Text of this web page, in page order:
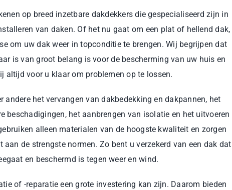
op breed inzetbare dakdekkers die gespecialiseerd zijn in
van daken. Of het nu gaat om een plat of hellend dak,
om uw dak weer in topconditie te brengen. Wij begrijpen dat
is van groot belang is voor de bescherming van uw huis en
altijd voor u klaar om problemen op te lossen.
andere het vervangen van dakbedekking en dakpannen, het
beschadigingen, het aanbrengen van isolatie en het uitvoeren
alleen materialen van de hoogste kwaliteit en zorgen
de strengste normen. Zo bent u verzekerd van een dak dat
en beschermd is tegen weer en wind.
of -reparatie een grote investering kan zijn. Daarom bieden